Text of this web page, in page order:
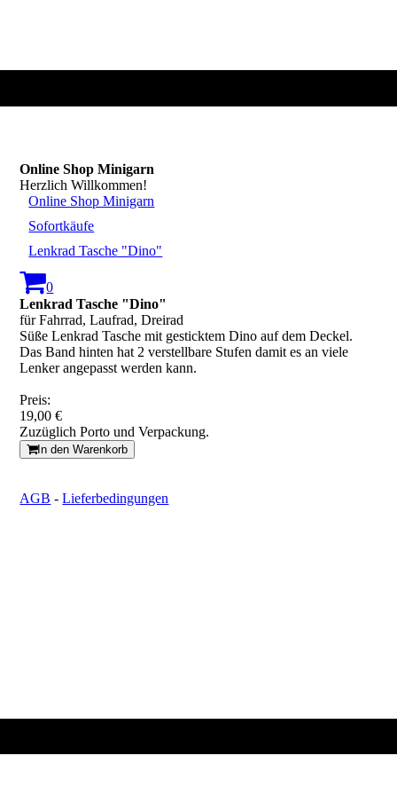
Online Shop Minigarn
Herzlich Willkommen!
Online Shop Minigarn
Sofortkäufe
Lenkrad Tasche "Dino"
0
Lenkrad Tasche "Dino"
für Fahrrad, Laufrad, Dreirad
Süße Lenkrad Tasche mit gesticktem Dino auf dem Deckel.
Das Band hinten hat 2 verstellbare Stufen damit es an viele
Lenker angepasst werden kann.
Preis:
19,00 €
Zuzüglich Porto und Verpackung.
In den Warenkorb
AGB -Lieferbedingungen